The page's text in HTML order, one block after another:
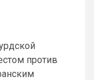
против